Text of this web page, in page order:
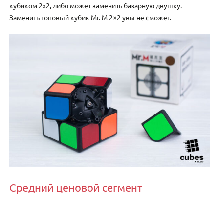
кубиком 2х2, либо может заменить базарную двушку.
Заменить топовый кубик Mr. M 2×2 увы не сможет.
Средний ценовой сегмент